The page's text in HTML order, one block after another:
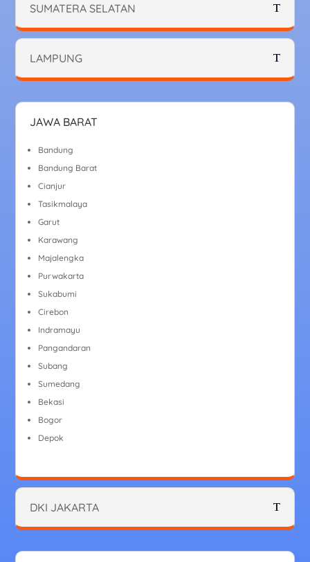
SUMATERA SELATAN
LAMPUNG
JAWA BARAT
Bandung
Bandung Barat
Cianjur
Tasikmalaya
Garut
Karawang
Majalengka
Purwakarta
Sukabumi
Cirebon
Indramayu
Pangandaran
Subang
Sumedang
Bekasi
Bogor
Depok
DKI JAKARTA